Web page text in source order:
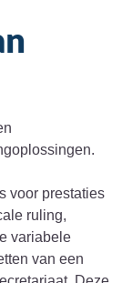
voor prestaties
ruling,
variabele
van een